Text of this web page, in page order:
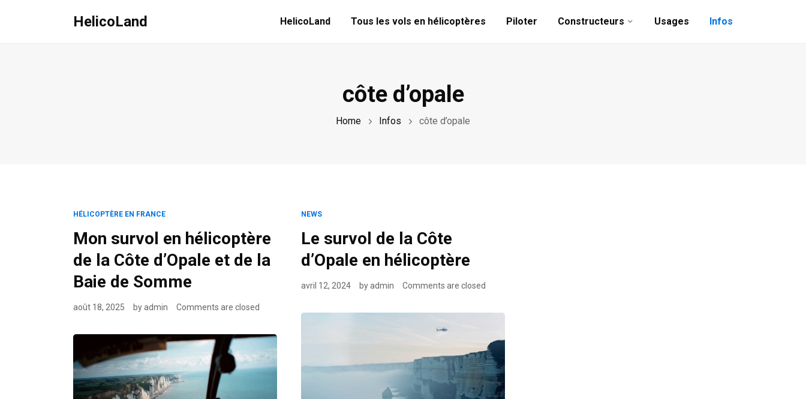
HelicoLand HelicoLand Tous les vols en hélicoptères Piloter Constructeurs Usages Infos
côte d’opale
Home Infos côte d’opale
HÉLICOPTÈRE EN FRANCE
Mon survol en hélicoptère
de la Côte d’Opale et de la
Baie de Somme
août 18, 2025 byadmin Comments are closed
NEWS
Le survol de la Côte
d’Opale en hélicoptère
avril 12, 2024 byadmin Comments are closed